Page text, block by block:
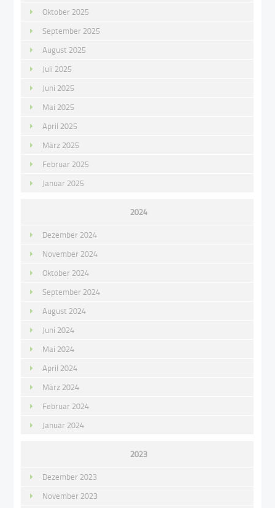
Oktober 2025
September 2025
August 2025
Juli 2025
Juni 2025
Mai 2025
April 2025
März 2025
Februar 2025
Januar 2025
2024
Dezember 2024
November 2024
Oktober 2024
September 2024
August 2024
Juni 2024
Mai 2024
April 2024
März 2024
Februar 2024
Januar 2024
2023
Dezember 2023
November 2023